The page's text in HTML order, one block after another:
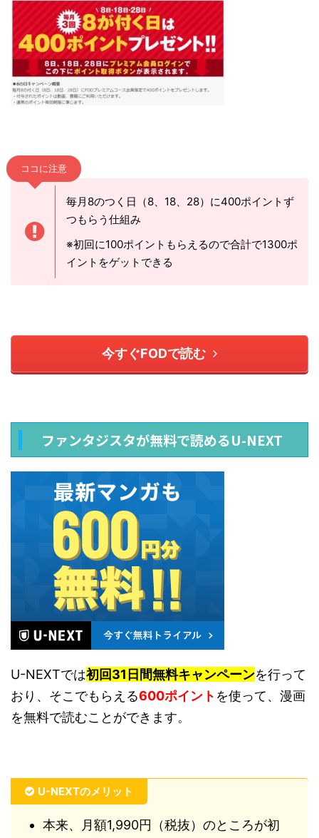
ココに注意
毎月8のつく日（8、18、28）に400ポイントず
つもらう仕組み
※初回に100ポイントもらえるので合計で1300ポ
イントをゲットできる
今すぐFODで読む
ファンタジスタが無料で読めるU-NEXT
U-NEXTでは初回31日間無料キャンペーンを行って
おり、そこでもらえる600ポイント を使って、漫画
を無料で読むことができます。
U-NEXTのメリット
本来、月額1,990円（税抜）のところが初